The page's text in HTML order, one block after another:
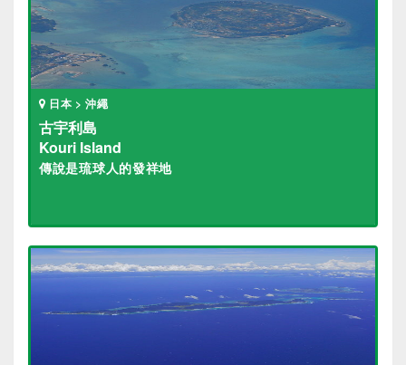
日本 > 沖繩
古宇利島
Kouri Island
傳說是琉球人的發祥地